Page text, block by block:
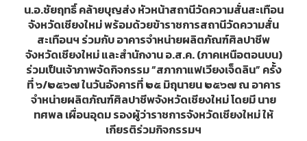
น.อ.ชัยฤทธิ์ คล้ายบุญส่ง หัวหน้าสถานีวัดความสั่นสะเทือน
จังหวัดเชียงใหม่ พร้อมด้วยข้าราชการสถานีวัดความสั่น
สะเทือนฯ ร่วมกับ อาคารจำหน่ายผลิตภัณฑ์ศิลปาชีพ
จังหวัดเชียงใหม่ และสำนักงาน อ.ส.ค. (ภาคเหนือตอนบน)
ร่วมเป็นเจ้าภาพจัดกิจกรรม “สภากาแฟเวียงเจ็ดลิน” ครั้ง
ที่ ๖/๒๕๖๗ ในวันอังคารที่ ๒๕ มิถุนายน ๒๕๖๗ ณ อาคาร
จำหน่ายผลิตภัณฑ์ศิลปาชีพจังหวัดเชียงใหม่ โดยมี นาย
ทศพล เผื่อนอุดม รองผู้ว่าราชการจังหวัดเชียงใหม่ ให้
เกียรติร่วมกิจกรรมฯ